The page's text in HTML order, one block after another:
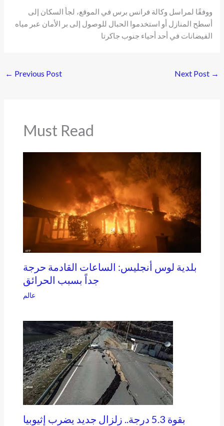
ووفقًا لمراسل وكالة فرانس برس في الموقع، لجأ السكان إلى
أسطح المنازل أو استخدموا الحبال للوصول إلى بر الأمان عبر مياه
الفيضانات في أحد أحياء جنوب جاكرتا
← Previous Post Next Post →
Must Read
بلدية لوس أنجليس: الساعات القادمة حرجة
جداً بسبب الحرائق
عالم
بقوة 5.3 درجة.. زلزال جديد يضرب إثيوبيا